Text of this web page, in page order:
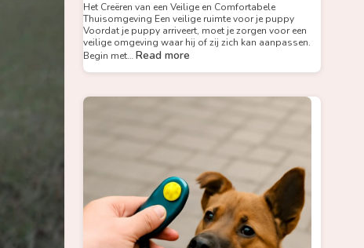
Het Creëren van een Veilige en Comfortabele
Thuisomgeving Een veilige ruimte voor je puppy
Voordat je puppy arriveert, moet je zorgen voor een
veilige omgeving waar hij of zij zich kan aanpassen.
Begin met…Read more